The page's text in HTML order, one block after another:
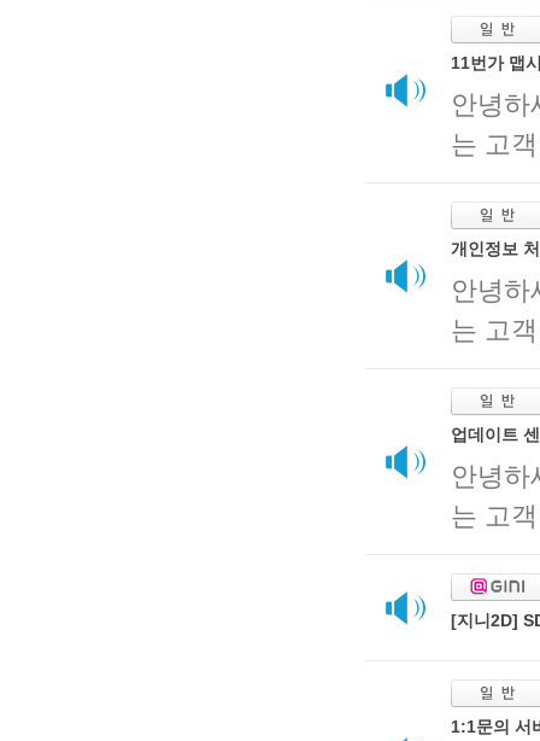
11번가 맵
안녕하
는 고
개인정보
안녕하
는 고
업데이트
안녕하
는 고
[지니2D]
1:1문의 서